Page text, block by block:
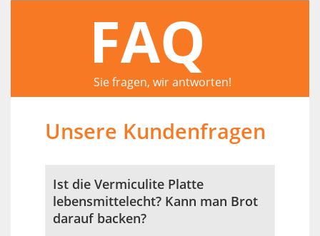
FAQ
Sie fragen, wir antworten!
Unsere Kundenfragen
Ist die Vermiculite Platte
lebensmittelecht? Kann man Brot
darauf backen?